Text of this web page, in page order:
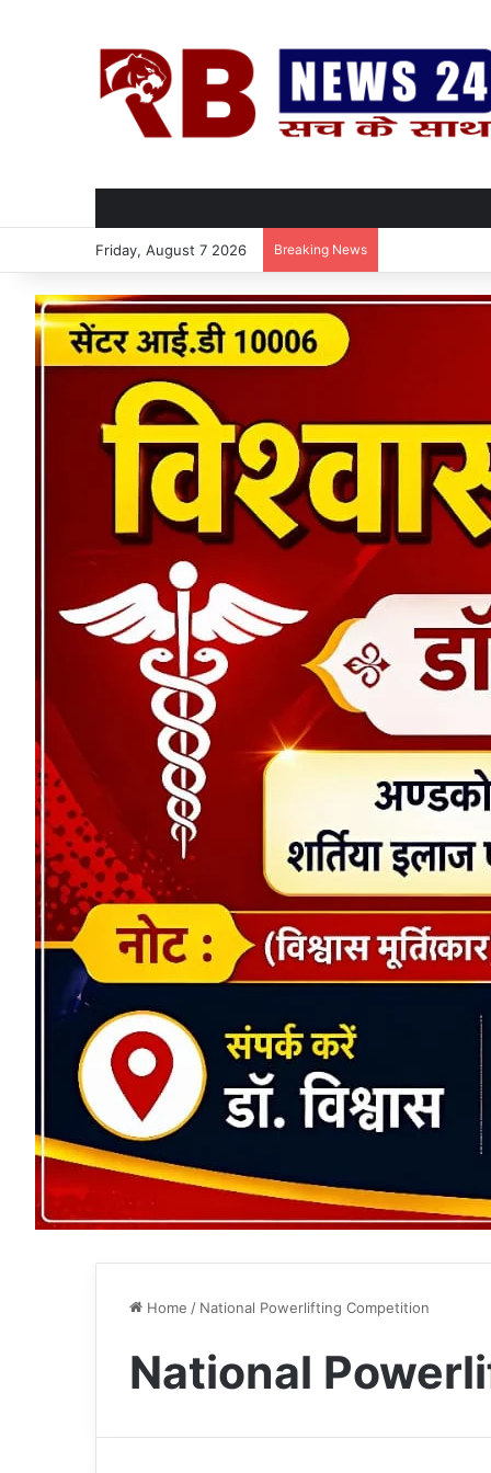
Friday, August 7 2026 Breaking News
Home / National Powerlifting Competition
National